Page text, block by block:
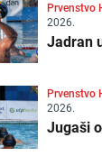
Prvenstvo
2026.
Jadran
Prvenstvo
2026.
Jugaši